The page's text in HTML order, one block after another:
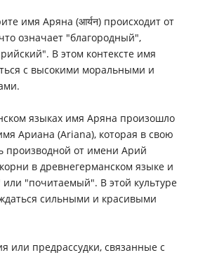
имя Аряна (आर्यन) происходит от
означает "благородный",
В этом контексте имя
с высокими моральными и
языках имя Аряна произошло
Ариана (Ariana), которая в свою
производной от имени Арий
в древнегерманском языке и
"почитаемый". В этой культуре
сильными и красивыми
или предрассудки, связанные с